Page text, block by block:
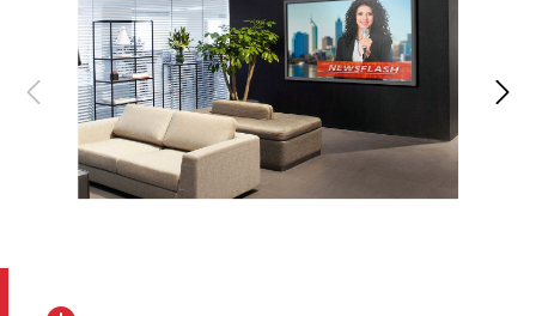
Pages(0):